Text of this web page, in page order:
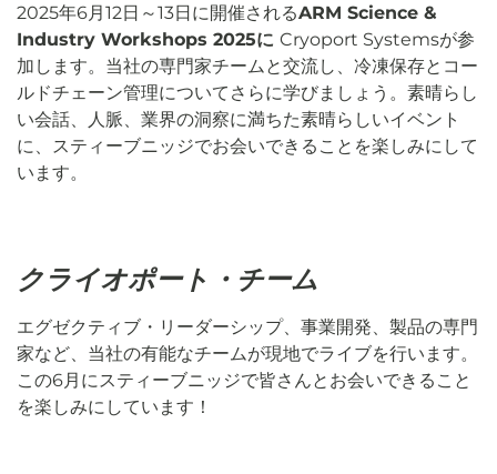
2025年6月12日～13日に開催されるARM Science &
Industry Workshops 2025に Cryoport Systemsが参
加します。当社の専門家チームと交流し、冷凍保存とコー
ルドチェーン管理についてさらに学びましょう。素晴らし
い会話、人脈、業界の洞察に満ちた素晴らしいイベント
に、スティーブニッジでお会いできることを楽しみにして
います。
クライオポート・チーム
エグゼクティブ・リーダーシップ、事業開発、製品の専門
家など、当社の有能なチームが現地でライブを行います。
この6月にスティーブニッジで皆さんとお会いできること
を楽しみにしています！